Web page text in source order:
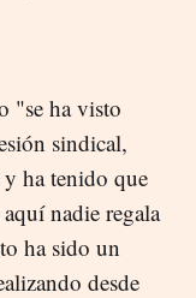
"se ha visto
sindical,
ha tenido que
nadie regala
ha sido un
desde